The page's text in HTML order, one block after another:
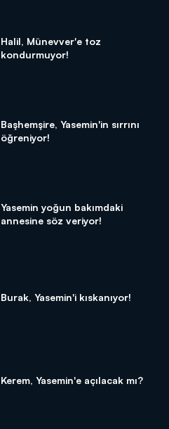
Halil, Münevver'e toz
kondurmuyor!
Başhemşire, Yasemin'in sırrını
öğreniyor!
Yasemin yoğun bakımdaki
annesine söz veriyor!
Burak, Yasemin'i kıskanıyor!
Kerem, Yasemin'e açılacak mı?